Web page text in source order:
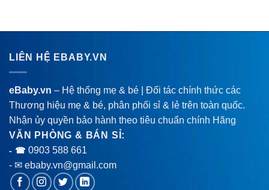
LIÊN HỆ EBABY.VN
eBaby.vn – Hệ thống mẹ & bé | Đối tác chính thức các
Thương hiệu mẹ & bé, phân phối sỉ & lẻ trên toàn quốc.
Nhận ủy quyền bảo hành theo tiêu chuẩn chính Hãng
VĂN PHÒNG & BÁN SỈ:
- ☎ 0903 588 661
- ✉ ebaby.vn@gmail.com